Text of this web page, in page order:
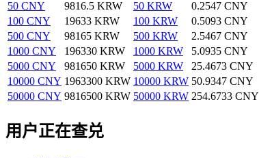
50 CNY
9816.5 KRW 50 KRW
0.2547 CNY
100 CNY
19633 KRW 100 KRW
0.5093 CNY
500 CNY
98165 KRW 500 KRW
2.5467 CNY
1000 CNY
196330 KRW 1000 KRW
5.0935 CNY
5000 CNY
981650 KRW 5000 KRW
25.4673 CNY
10000 CNY 1963300 KRW 10000 KRW 50.9347 CNY
50000 CNY 9816500 KRW 50000 KRW 254.6733 CNY
用户正在查兑